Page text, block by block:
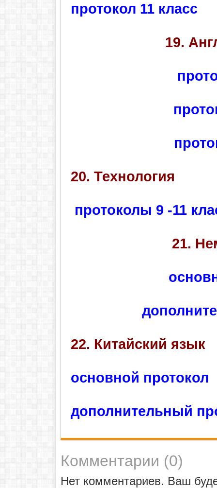
протокол 11 класс
19.
20. Технология
протоколы 9 -11
21.
22. Китайский язык
основной протокол
дополнительный
Комментарии (0)
Нет комментариев. Ваш